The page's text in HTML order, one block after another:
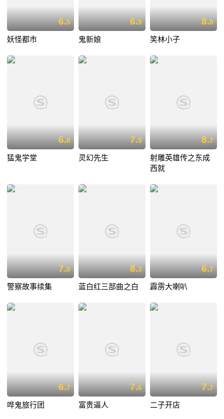
6.5
妖怪都市
6.9
鬼新娘
8.0
笑林小子
6.8
猛鬼学堂
7.9
灵幻先生
8.7
射雕英雄传之东成
西就
7.9
警察故事续集
8.3
蓝白红三部曲之白
6.7
霹雳大喇叭
6.7
哗鬼旅行团
7.6
富贵逼人
7.7
二子开店